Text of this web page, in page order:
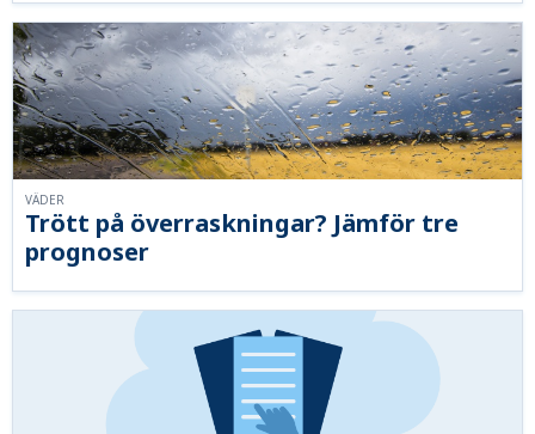
Trött på överraskningar? Jämför tre
prognoser
VÄDER